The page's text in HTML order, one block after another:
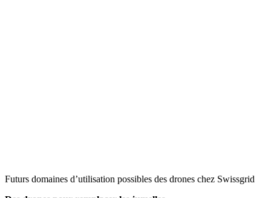
Futurs domaines d’utilisation possibles des drones chez Swissgrid